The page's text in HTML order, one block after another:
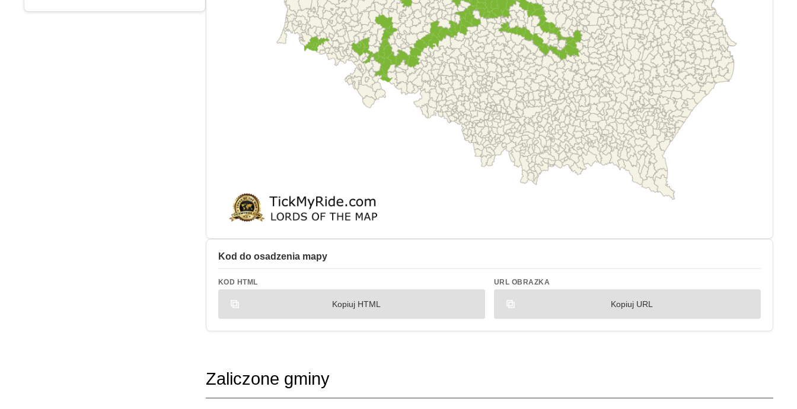
Kod do osadzenia mapy
KOD HTML
Kopiuj HTML
URL OBRAZKA
Kopiuj URL
Zaliczone gminy